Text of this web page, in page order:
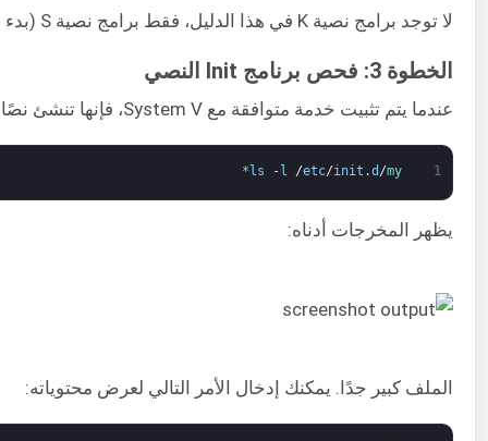
لا توجد برامج نصية K في هذا الدليل، فقط برامج نصية S (بدء التشغيل). ستبدأ البرامج النصية الخدمات المرتبطة هنا، مثل
الخطوة 3: فحص برنامج Init النصي
عندما يتم تثبيت خدمة متوافقة مع System V، فإنها تنشئ نصًا برمجيًا لـ shell تحت دليل /etc/init.d. يمكنك التحقق من توفر النص البرمجي لـ MySQL shell عن طريق إدخال الأمر التالي:
1
ls - l /etc/init .d /my*
يظهر المخرجات أدناه:
الملف كبير جدًا. يمكنك إدخال الأمر التالي لعرض محتوياته: